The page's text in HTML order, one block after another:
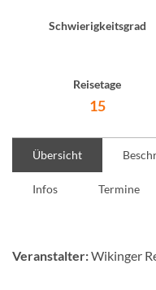
Schwierigkeitsgrad
Reisetage
15
Übersicht
Infos Termine
Veranstalter:Wikinger